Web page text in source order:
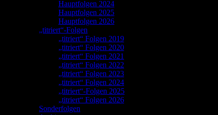
Hauptfolgen 2024
Hauptfolgen 2025
Hauptfolgen 2026
„titriert“-Folgen
„titriert“ Folgen 2019
„titriert“ Folgen 2020
„titriert“ Folgen 2021
„titriert“ Folgen 2022
„titriert“ Folgen 2023
„titriert“ Folgen 2024
„titriert“-Folgen 2025
„titriert“ Folgen 2026
Sonderfolgen